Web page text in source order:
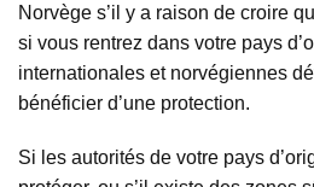
Norvège s’il y a raison de croire
si vous rentrez dans votre pays
internationales et norvégiennes
bénéficier d’une protection.
Si les autorités de votre pays